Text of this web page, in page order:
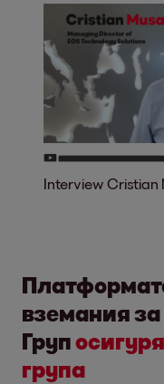
Interview Cristian
вземания за
Груп
група